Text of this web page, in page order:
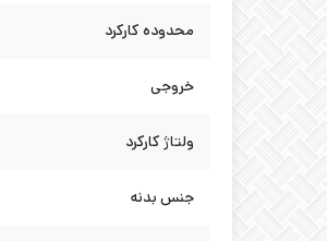
محدوده کارکرد
خروجی
ولتاژ کارکرد
جنس بدنه